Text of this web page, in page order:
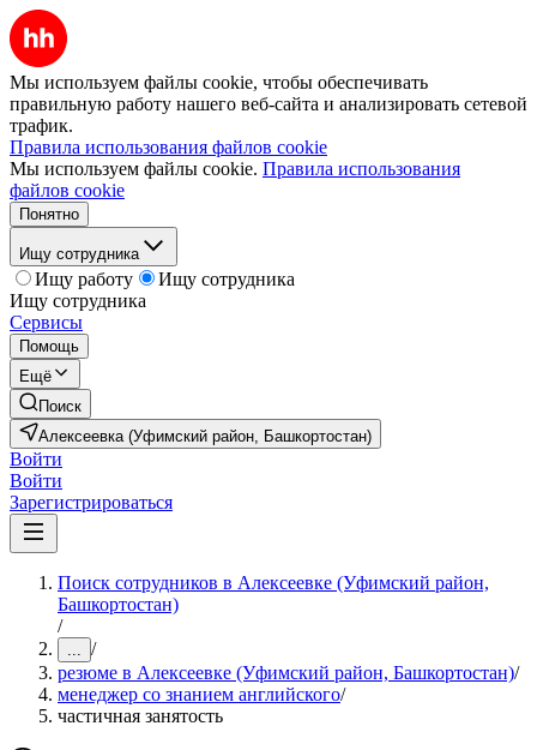
Мы используем файлы cookie, чтобы обеспечивать
правильную работу нашего веб-сайта и анализировать сетевой
трафик.
Правила использования файлов cookie
Мы используем файлы cookie. Правила использования
файлов cookie
Понятно
Ищу сотрудника
Ищу работу
Ищу сотрудника
Ищу сотрудника
Сервисы
Помощь
Ещё
Поиск
Алексеевка (Уфимский район, Башкортостан)
Войти
Войти
Зарегистрироваться
Поиск сотрудников в Алексеевке (Уфимский район,
Башкортостан)
/
... /
резюме в Алексеевке (Уфимский район, Башкортостан)/
менеджер со знанием английского/
частичная занятость